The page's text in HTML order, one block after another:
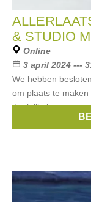
& STUDIO
Online
3 april 2024 ---
We hebben
om plaats te
dat jullie kunnen
RainPharma en